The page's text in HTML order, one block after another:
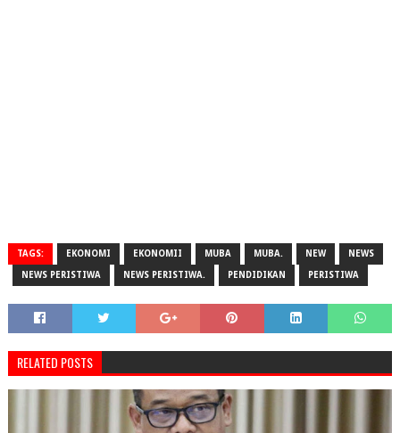
TAGS: EKONOMI EKONOMII MUBA MUBA. NEW NEWS
NEWS PERISTIWA NEWS PERISTIWA. PENDIDIKAN PERISTIWA
RELATED POSTS